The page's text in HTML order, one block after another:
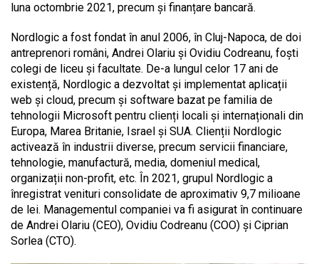
luna octombrie 2021, precum și finanțare bancară.
Nordlogic a fost fondat în anul 2006, în Cluj-Napoca, de doi
antreprenori români, Andrei Olariu și Ovidiu Codreanu, foști
colegi de liceu și facultate. De-a lungul celor 17 ani de
existență, Nordlogic a dezvoltat și implementat aplicații
web și cloud, precum și software bazat pe familia de
tehnologii Microsoft pentru clienți locali și internaționali din
Europa, Marea Britanie, Israel și SUA. Clienții Nordlogic
activează în industrii diverse, precum servicii financiare,
tehnologie, manufactură, media, domeniul medical,
organizații non-profit, etc. În 2021, grupul Nordlogic a
înregistrat venituri consolidate de aproximativ 9,7 milioane
de lei. Managementul companiei va fi asigurat în continuare
de Andrei Olariu (CEO), Ovidiu Codreanu (COO) și Ciprian
Sorlea (CTO).